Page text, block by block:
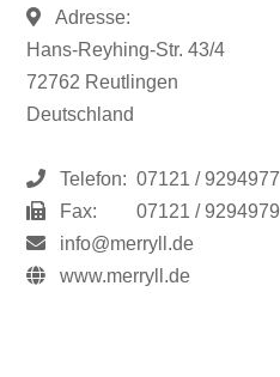
Adresse:
Hans-Reyhing-Str. 43/4
72762 Reutlingen
Deutschland
Telefon: 07121 / 9294977
Fax:
07121 / 9294979
info@merryll.de
www.merryll.de